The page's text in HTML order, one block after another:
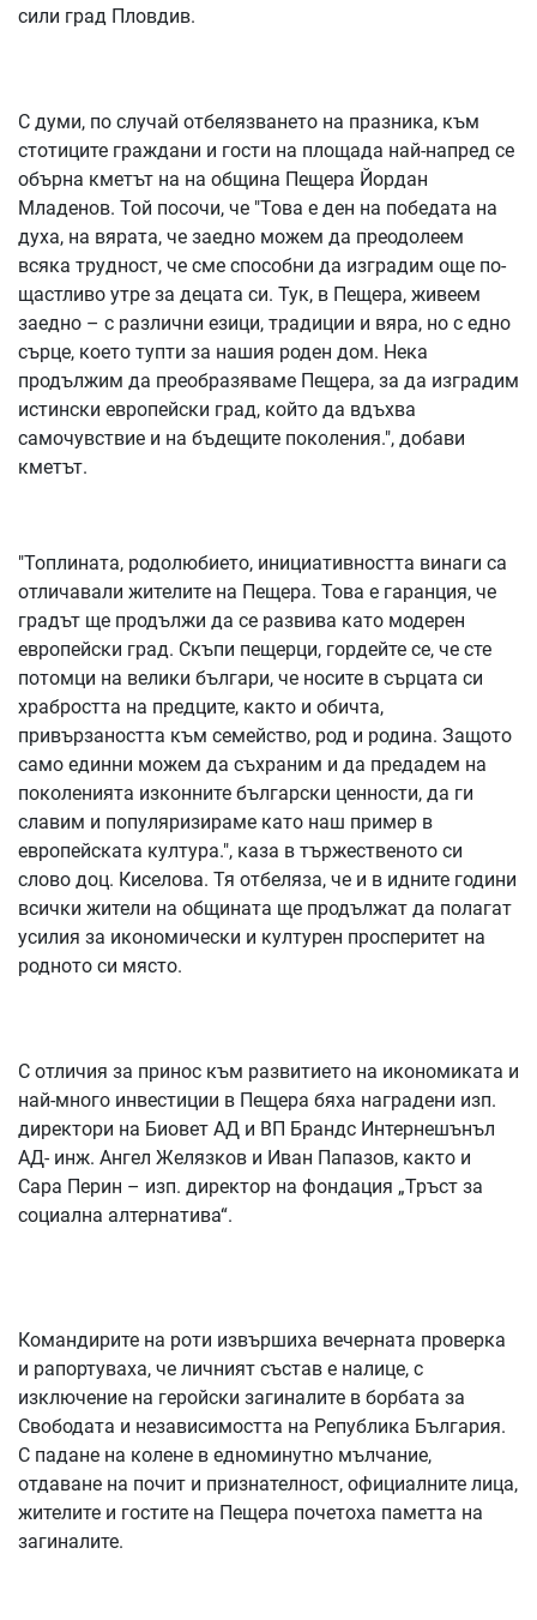
сили град Пловдив.
С думи, по случай отбелязването на празника, към
стотиците граждани и гости на площада най-напред се
обърна кметът на на община Пещера Йордан
Младенов. Той посочи, че "Това е ден на победата на
духа, на вярата, че заедно можем да преодолеем
всяка трудност, че сме способни да изградим още по-
щастливо утре за децата си. Тук, в Пещера, живеем
заедно – с различни езици, традиции и вяра, но с едно
сърце, което тупти за нашия роден дом. Нека
продължим да преобразяваме Пещера, за да изградим
истински европейски град, който да вдъхва
самочувствие и на бъдещите поколения.", добави
кметът.
"Топлината, родолюбието, инициативността винаги са
отличавали жителите на Пещера. Това е гаранция, че
градът ще продължи да се развива като модерен
европейски град. Скъпи пещерци, гордейте се, че сте
потомци на велики българи, че носите в сърцата си
храбростта на предците, както и обичта,
привързаността към семейство, род и родина. Защото
само единни можем да съхраним и да предадем на
поколенията изконните български ценности, да ги
славим и популяризираме като наш пример в
европейската култура.", каза в тържественото си
слово доц. Киселова. Тя отбеляза, че и в идните години
всички жители на общината ще продължат да полагат
усилия за икономически и културен просперитет на
родното си място.
С отличия за принос към развитието на икономиката и
най-много инвестиции в Пещера бяха наградени изп.
директори на Биовет АД и ВП Брандс Интернешънъл
АД- инж. Ангел Желязков и Иван Папазов, както и
Сара Перин – изп. директор на фондация „Тръст за
социална алтернатива“.
Командирите на роти извършиха вечерната проверка
и рапортуваха, че личният състав е налице, с
изключение на геройски загиналите в борбата за
Свободата и независимостта на Република България.
С падане на колене в едноминутно мълчание,
отдаване на почит и признателност, официалните лица,
жителите и гостите на Пещера почетоха паметта на
загиналите.